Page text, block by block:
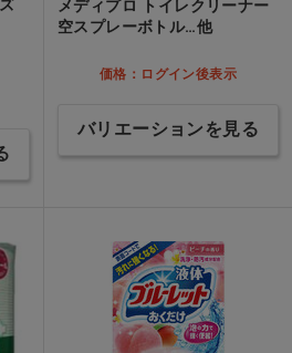
メディプロ トイレクリーナー
空スプレーボトル…他
価格：ログイン後表示
バリエーションを見る